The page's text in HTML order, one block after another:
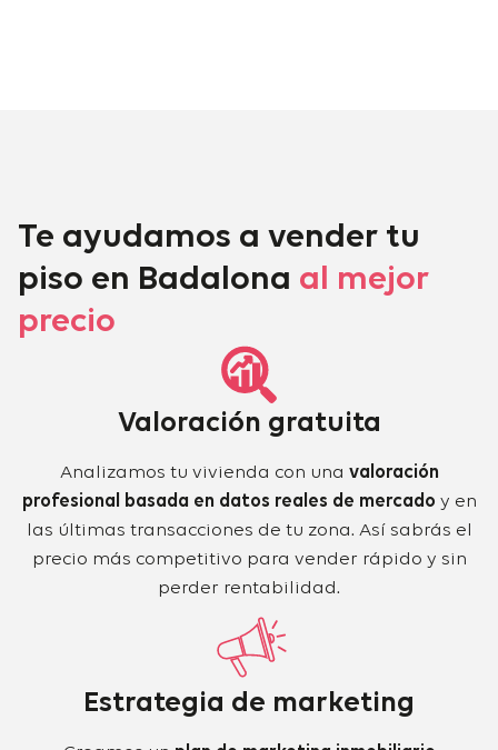
Te ayudamos a vender tu
piso en Badalona al mejor
precio
Valoración gratuita
Analizamos tu vivienda con una valoración
profesional basada en datos reales de mercado y en
las últimas transacciones de tu zona. Así sabrás el
precio más competitivo para vender rápido y sin
perder rentabilidad.
Estrategia de marketing